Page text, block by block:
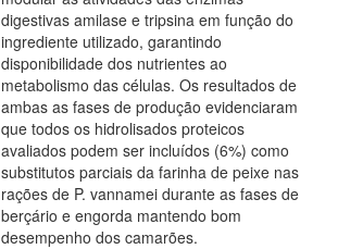
digestivas amilase e tripsina em função do
ingrediente utilizado, garantindo
disponibilidade dos nutrientes ao
metabolismo das células. Os resultados de
ambas as fases de produção evidenciaram
que todos os hidrolisados proteicos
avaliados podem ser incluídos (6%) como
substitutos parciais da farinha de peixe nas
rações de P. vannamei durante as fases de
berçário e engorda mantendo bom
desempenho dos camarões.